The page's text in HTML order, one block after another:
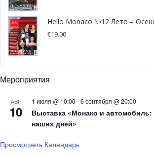
Hello Monaco №12 Лето –
€19.00
Мероприятия
АВГ
10
1 июля @ 10:00 -6 сентября @ 20:00
Выставка «Монако и автомобиль:
наших дней»
Просмотреть Календарь